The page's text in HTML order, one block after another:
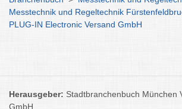
Messtechnik und Regeltechnik
PLUG-IN Electronic Versand GmbH
Herausgeber: Stadtbranchenbuch München
GmbH